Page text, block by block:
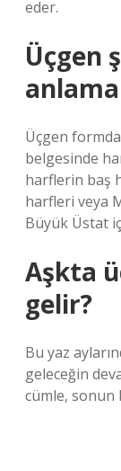
eder.
Üçgen
Üçgen
belgesinde
harflerin baş
harfleri veya
Büyük Üstat
Aşkta
gelir?
Bu yaz
geleceğin
cümle, sonun